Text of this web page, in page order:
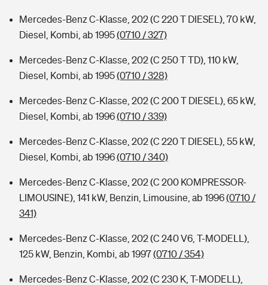
Mercedes-Benz C-Klasse, 202 (C 220 T DIESEL), 70 kW,
Diesel, Kombi, ab 1995(0710 / 327)
Mercedes-Benz C-Klasse, 202 (C 250 T TD), 110 kW,
Diesel, Kombi, ab 1995(0710 / 328)
Mercedes-Benz C-Klasse, 202 (C 200 T DIESEL), 65 kW,
Diesel, Kombi, ab 1996(0710 / 339)
Mercedes-Benz C-Klasse, 202 (C 220 T DIESEL), 55 kW,
Diesel, Kombi, ab 1996(0710 / 340)
Mercedes-Benz C-Klasse, 202 (C 200 KOMPRESSOR-
LIMOUSINE), 141 kW, Benzin, Limousine, ab 1996(0710 /
341)
Mercedes-Benz C-Klasse, 202 (C 240 V6, T-MODELL),
125 kW, Benzin, Kombi, ab 1997(0710 / 354)
Mercedes-Benz C-Klasse, 202 (C 230 K, T-MODELL),